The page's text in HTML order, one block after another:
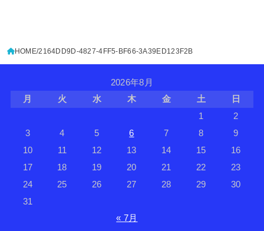
HOME 2164DD9D-4827-4FF5-BF66-3A39ED123F2B
2026年8月
月
火 水 木 金 土
日
1
2
3
4 5 6 7 8
9
10
11 12 13 14 15
16
17
18 19 20 21 22
23
24
25 26 27 28 29
30
31
« 7月